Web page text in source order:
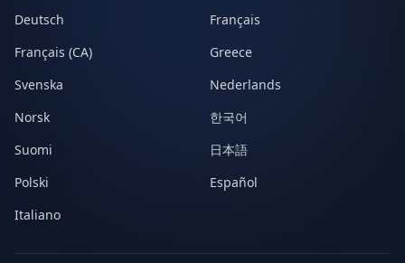
Deutsch
Français
Français (CA)
Greece
Svenska
Nederlands
Norsk
한국어
Suomi
日本語
Polski
Español
Italiano